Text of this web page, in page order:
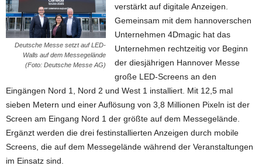
Deutsche Messe setzt auf LED-
Walls auf dem Messegelände
(Foto: Deutsche Messe AG)
verstärkt auf digitale Anzeigen.
Gemeinsam mit dem hannoverschen
Unternehmen 4Dmagic hat das
Unternehmen rechtzeitig vor Beginn
der diesjährigen Hannover Messe
große LED-Screens an den
Eingängen Nord 1, Nord 2 und West 1 installiert. Mit 12,5 mal
sieben Metern und einer Auflösung von 3,8 Millionen Pixeln ist der
Screen am Eingang Nord 1 der größte auf dem Messegelände.
Ergänzt werden die drei festinstallierten Anzeigen durch mobile
Screens, die auf dem Messegelände während der Veranstaltungen
im Einsatz sind.